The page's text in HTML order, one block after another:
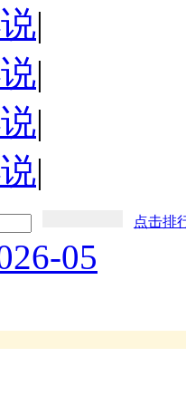
|
|
|
|
点击排
05